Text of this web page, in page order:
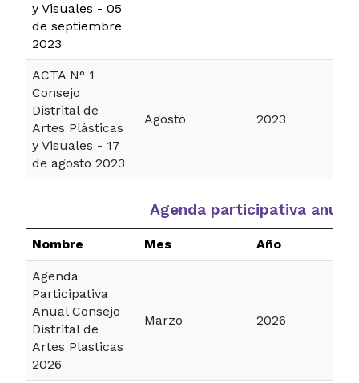
y Visuales - 05
de septiembre
2023
ACTA N° 1
Consejo
Distrital de
Artes Plásticas
y Visuales - 17
de agosto 2023
Agosto 2023
Agenda participativa anual
Nombre Mes Año
Agenda
Participativa
Anual Consejo
Distrital de
Artes Plasticas
2026
Marzo 2026